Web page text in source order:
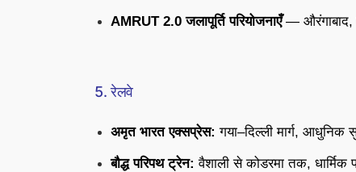
AMRUT 2.0 जलापूर्ति परियोजनाएँ— औरंगाबाद,
5. रेलवे
अमृत भारत एक्सप्रेस: गया–दिल्ली मार्ग, आधुनिक
बौद्ध परिपथ ट्रेन: वैशाली से कोडरमा तक, धार्मिक